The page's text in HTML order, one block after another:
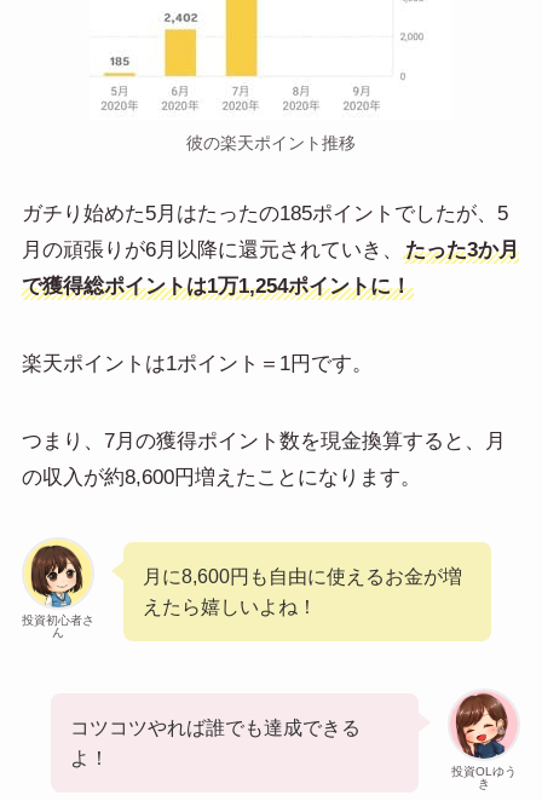
彼の楽天ポイント推移
ガチり始めた5月はたったの185ポイントでしたが、5
月の頑張りが6月以降に還元されていき、
たった3か月
で獲得総ポイントは1万1,254ポイントに！
楽天ポイントは1ポイント＝1円です。
つまり、7月の獲得ポイント数を現金換算すると、月
の収入が約8,600円増えたことになります。
投資初心者さ
ん
月に8,600円も自由に使えるお金が増
えたら嬉しいよね！
投資OLゆう
き
コツコツやれば誰でも達成できる
よ！